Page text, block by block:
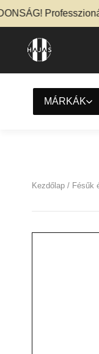
MÁRKÁK
Kezdőlap / Fésűk